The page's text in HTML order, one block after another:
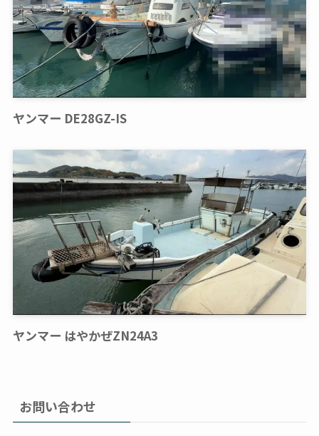
ヤンマー DE28GZ-IS
ヤンマー はやかぜZN24A3
お問い合わせ